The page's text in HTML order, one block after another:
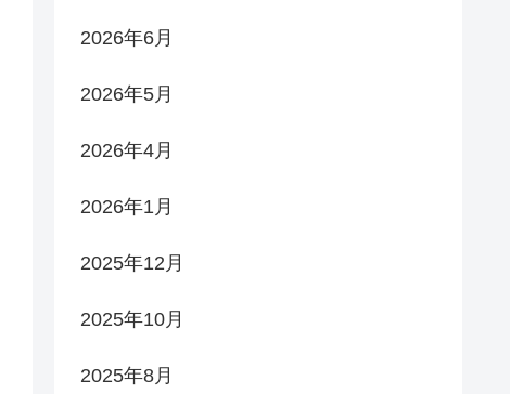
2026年6月
2026年5月
2026年4月
2026年1月
2025年12月
2025年10月
2025年8月